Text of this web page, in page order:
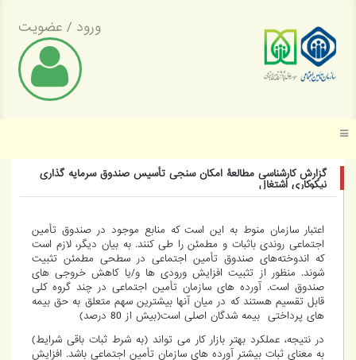
موسسه عالی پژوهش تأمین اجتماعی
ورود/عضویت
گزارش کارشناسی مطالعۀ امکان سنجی تأسیس صندوق سرمایه گذاری
نیکوکاری اشتغال
اعتبار سازمان منوط به این است که منابع موجود در صندوق تأمین
اجتماعی روندی باثبات و مطمئن را طی کنند. به بیان دیگر، لازم است
که اندوخته‌های صندوق تأمین اجتماعی در سطحی مطمئن تثبیت
شوند. منظور از تثبیت افزایش ورودی ها و/یا کاهش خروجی های
صندوق است. آورده های سازمان تأمین اجتماعی در چند گروه کلی
قابل تقسیم هستند که در میان آنها بیشترین سهم متعلق به حق بیمه
های پرداختی بیمه شدگان اصلی است(بیش از 80 درصد)
در نتیجه، عملکرد بهتر بازار کار می تواند (به شرط ثبات باقی شرایط)
به معنای ثبات بیشتر آورده های سازمان تأمین اجتماعی باشد. افزایش